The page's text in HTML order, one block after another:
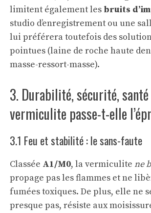
limitent également les bruits
studio d’enregistrement ou une
lui préférera toutefois des
pointues (laine de roche haute
masse-ressort-masse).
3. Durabilité, sécurité,
vermiculite passe-t-elle
3.1 Feu et stabilité : le sans-faute
Classée A1/M0, la vermiculite ne
propage pas les flammes et ne
fumées toxiques. De plus, elle ne
presque pas, résiste aux